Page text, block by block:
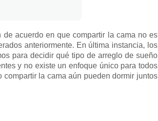
acuerdo en que compartir la cama no es
anteriormente. En última instancia, los
para decidir qué tipo de arreglo de sueño
y no existe un enfoque único para todos
la cama aún pueden dormir juntos